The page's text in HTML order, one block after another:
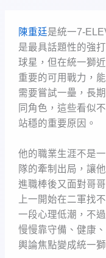
陳重廷是統一7-
是最具話題性的強
球星，但在統一獅
重要的可用戰力，
需要嘗試一壘，長
同角色，這些看似
站穩的重要原因。
他的職業生涯不是
隊的牽制出局，讓
進職棒後又面對哥
上一開始在二軍找
一段心理低潮，不
慢慢靠守備、健康
輿論焦點變成統一